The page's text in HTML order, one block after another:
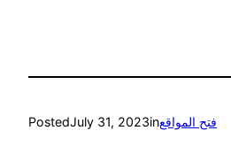
PostedJuly 31, 2023inفتح المواقع